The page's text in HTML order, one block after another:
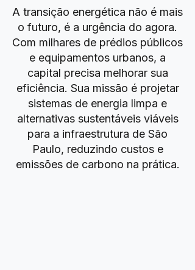
A transição energética não é mais
o futuro, é a urgência do agora.
Com milhares de prédios públicos
e equipamentos urbanos, a
capital precisa melhorar sua
eficiência. Sua missão é projetar
sistemas de energia limpa e
alternativas sustentáveis viáveis
para a infraestrutura de São
Paulo, reduzindo custos e
emissões de carbono na prática.